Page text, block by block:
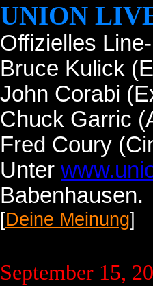
UNION
Offizielles
Bruce Kulick
John Corabi
Chuck Garric
Fred Coury
Unter
Babenhausen.
[Deine Meinung]
September 15,